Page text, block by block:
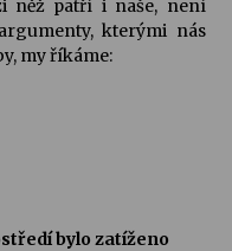
něž patří i naše, není
kterými nás
my říkáme:
bylo zatíženo